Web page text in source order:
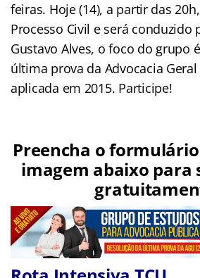
feiras. Hoje (14), a partir das
Processo Civil e será conduzido
Gustavo Alves, o foco do grupo
última prova da Advocacia
aplicada em 2015. Participe!
Preencha o
imagem abaixo para